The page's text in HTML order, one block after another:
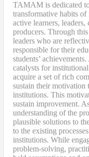
TAMAM is dedicated
transformative habits of
active learners,
producers. Through
leaders who are
responsible for their
students’
catalysts for
acquire a set of rich
sustain their motivation
institutions. This
sustain improvement.
understanding of the
plausible solutions to
to the existing
institutions. While
problem-solving,